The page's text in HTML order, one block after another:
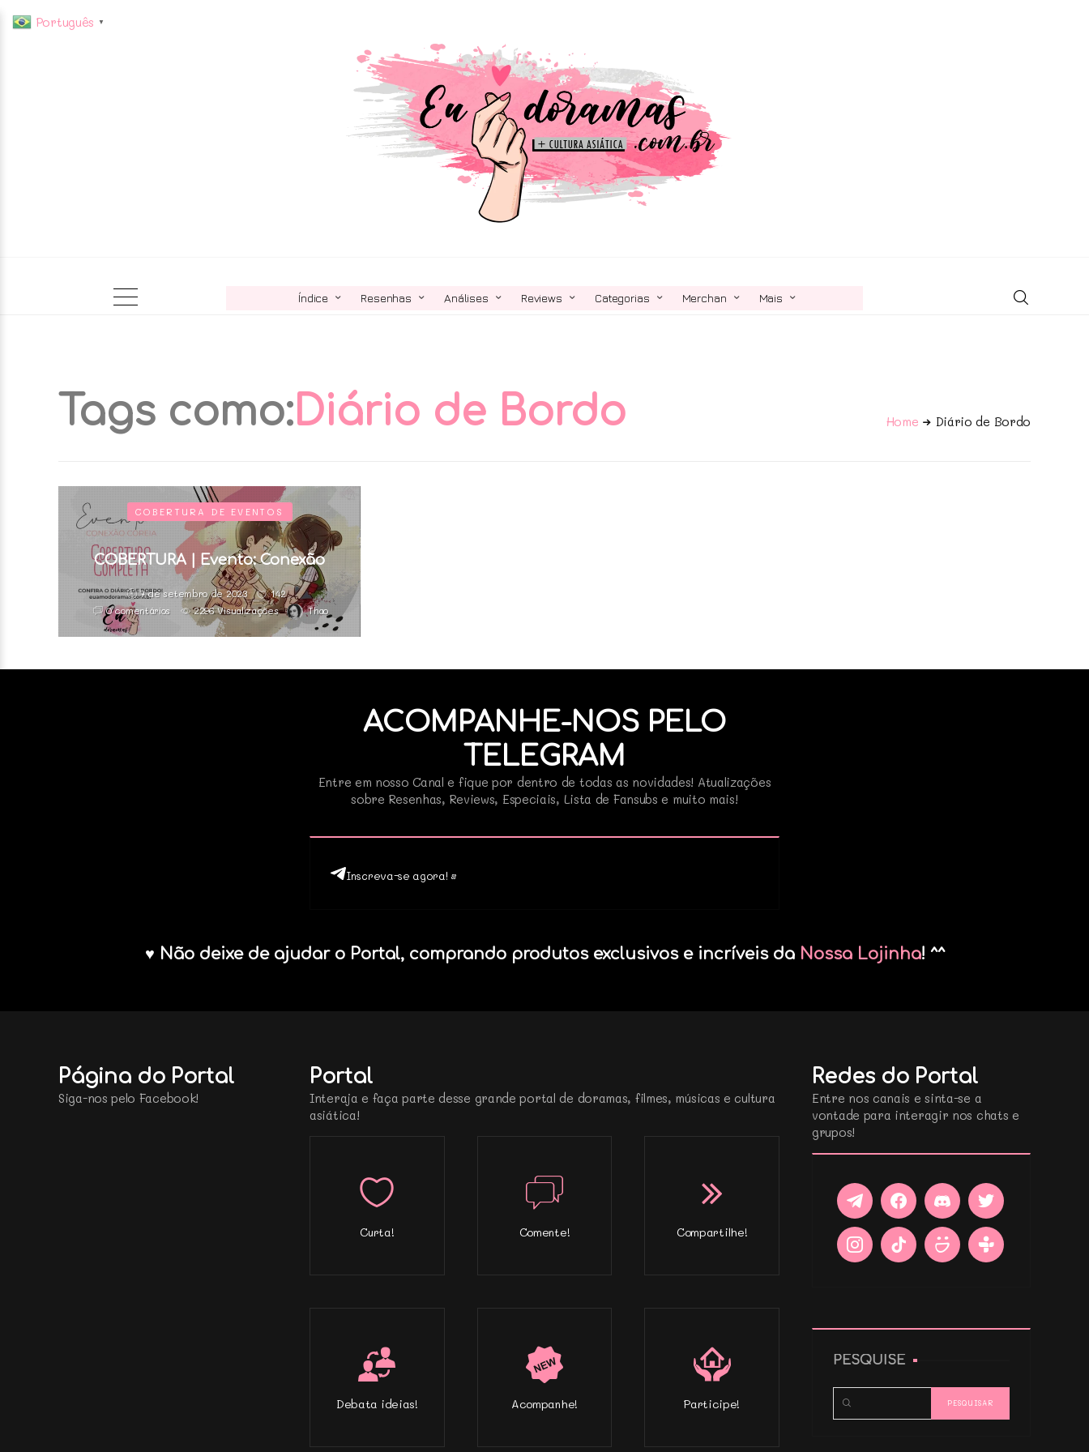
Índice Resenhas Análises Reviews Categorias Merchan Mais
Tags como:Diário de Bordo Home Diário de Bordo
COBERTURA DE EVENTOS
COBERTURA | Evento: Conexão
Coréia
7 de setembro de 2023
142
0 comentários
2296 Visualizações Thao
ACOMPANHE-NOS PELO
TELEGRAM
Entre em nosso Canal e fique por dentro de todas as novidades! Atualizações
sobre Resenhas, Reviews, Especiais, Lista de Fansubs e muito mais!
Inscreva-se agora! •
♥ Não deixe de ajudar o Portal, comprando produtos exclusivos e incríveis da Nossa Lojinha! ^^
Página do Portal
Siga-nos pelo Facebook!
Portal
Interaja e faça parte desse grande portal de doramas, filmes, músicas e cultura
asiática!
Curta! Comente! Compartilhe!
Debata ideias! Acompanhe! Participe!
Redes do Portal
Entre nos canais e sinta-se a
vontade para interagir nos chats e
grupos!
PESQUISE
Português ▼